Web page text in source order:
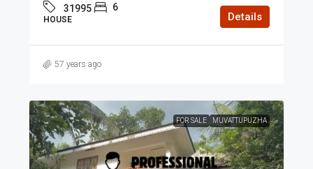
31995 6
HOUSE Details
57 years ago
FOR SALE MUVATTUPUZHA